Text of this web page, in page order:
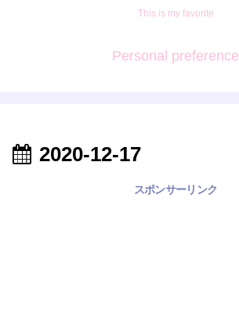
This is my favorite
Personal preference
2020-12-17
スポンサーリンク